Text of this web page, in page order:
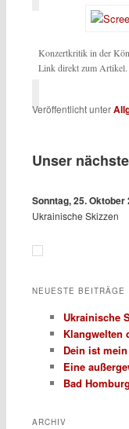
Konzertkritik in der
Link direkt zum Artikel.
Veröffentlicht unter
Unser
Sonntag, 25. Oktober
Ukrainische Skizzen
NEUESTE BEITRÄGE
Ukrainische
Klangwelten
Dein ist
Eine
Bad
ARCHIV